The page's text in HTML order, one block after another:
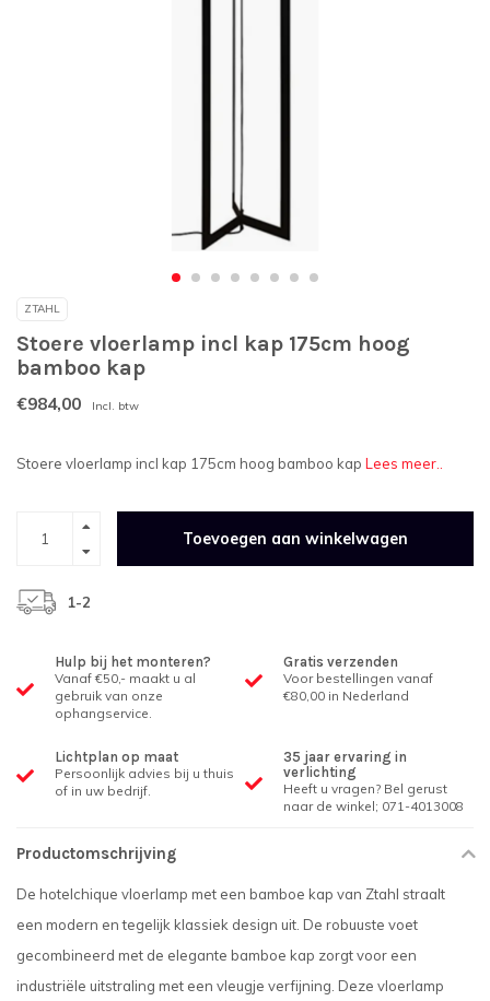
ZTAHL
Stoere vloerlamp incl kap 175cm hoog
bamboo kap
€984,00 Incl. btw
Stoere vloerlamp incl kap 175cm hoog bamboo kap Lees meer..
Toevoegen aan winkelwagen
1-2
Hulp bij het monteren?
Vanaf €50,- maakt u al
gebruik van onze
ophangservice.
Gratis verzenden
Voor bestellingen vanaf
€80,00 in Nederland
Lichtplan op maat
Persoonlijk advies bij u thuis
of in uw bedrijf.
35 jaar ervaring in
verlichting
Heeft u vragen? Bel gerust
naar de winkel; 071-4013008
Productomschrijving
De hotelchique vloerlamp met een bamboe kap van Ztahl straalt
een modern en tegelijk klassiek design uit. De robuuste voet
gecombineerd met de elegante bamboe kap zorgt voor een
industriële uitstraling met een vleugje verfijning. Deze vloerlamp